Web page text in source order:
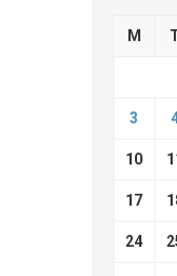
M
3
10
17
24